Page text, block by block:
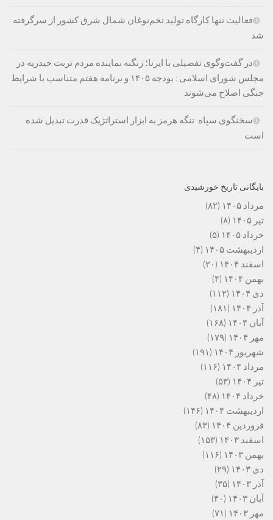
فعالیت تنها کارگاه تولید تخم‌نوغان شمال شرق کشور از سرگرفته
شد
در گفت‌وگوی تفصیلی با ایرنا؛ زنگنه نماینده مردم تربت حیدریه در
مجلس شورای اسلامی : بودجه ۱۴۰۵ و برنامه هفتم متناسب با شرایط
جنگی اصلاح می‌شوند
سخنگوی سپاه: تنگه هرمز به ابزار استراتژیک قدرت تبدیل شده
است
بایگانی تاریخ خورشیدی
مرداد ۱۴۰۵
(۸۲)
تیر ۱۴۰۵
(۸)
خرداد ۱۴۰۵
(۵)
اردیبهشت ۱۴۰۵
(۴)
اسفند ۱۴۰۴
(۲۰)
بهمن ۱۴۰۴
(۴)
دی ۱۴۰۴
(۱۱۲)
آذر ۱۴۰۴
(۱۸۱)
آبان ۱۴۰۴
(۱۶۸)
مهر ۱۴۰۴
(۱۷۹)
شهریور ۱۴۰۴
(۱۹۱)
مرداد ۱۴۰۴
(۱۱۶)
تیر ۱۴۰۴
(۵۳)
خرداد ۱۴۰۴
(۴۸)
اردیبهشت ۱۴۰۴
(۱۴۶)
فروردین ۱۴۰۴
(۸۳)
اسفند ۱۴۰۳
(۱۵۳)
بهمن ۱۴۰۳
(۱۱۶)
دی ۱۴۰۳
(۲۹)
آذر ۱۴۰۳
(۳۵)
آبان ۱۴۰۳
(۴۰)
مهر ۱۴۰۳
(۷۱)